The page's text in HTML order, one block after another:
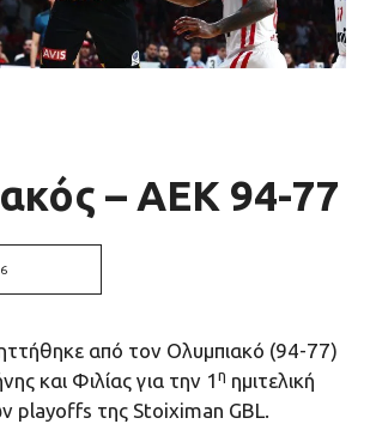
– ΑΕΚ 94-77
από τον Ολυμπιακό (94-77)
και Φιλίας για την 1 η ημιτελική
playoffs της Stoiximan GBL.